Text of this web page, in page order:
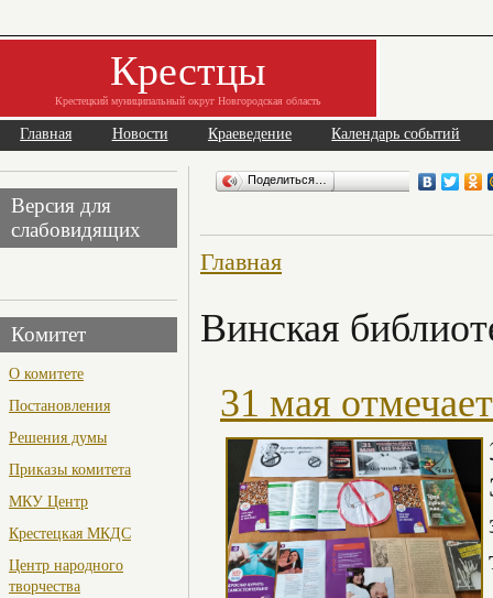
Крестцы
Крестецкий муниципальный округ Новгородская область
Главная Новости Краеведение Календарь событий
Версия для
слабовидящих
Комитет
О комитете
Постановления
Решения думы
Приказы комитета
МКУ Центр
Крестецкая МКДС
Центр народного
творчества
Поделиться…
Главная
Винская
31 мая